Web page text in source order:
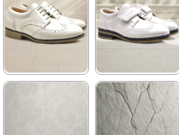
%34İndirim
Fırsat
Ürünü
₺719,92
%41İndirim
Ücretsiz
Kargo
★ ★ ★ ★
959,90 ₺
1.449,90 ₺